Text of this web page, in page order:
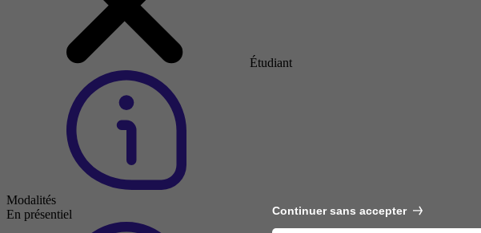
Étudiant
Modalités
En présentiel
Continuer sans accepter